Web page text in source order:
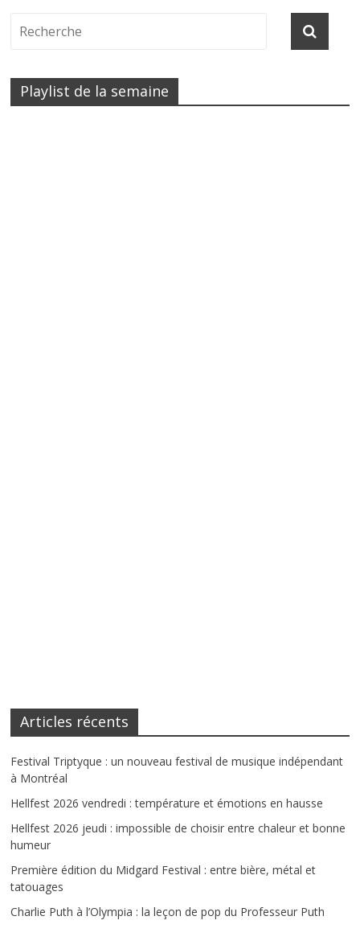
Playlist de la semaine
Articles récents
Festival Triptyque : un nouveau festival de musique indépendant
à Montréal
Hellfest 2026 vendredi : température et émotions en hausse
Hellfest 2026 jeudi : impossible de choisir entre chaleur et bonne
humeur
Première édition du Midgard Festival : entre bière, métal et
tatouages
Charlie Puth à l’Olympia : la leçon de pop du Professeur Puth